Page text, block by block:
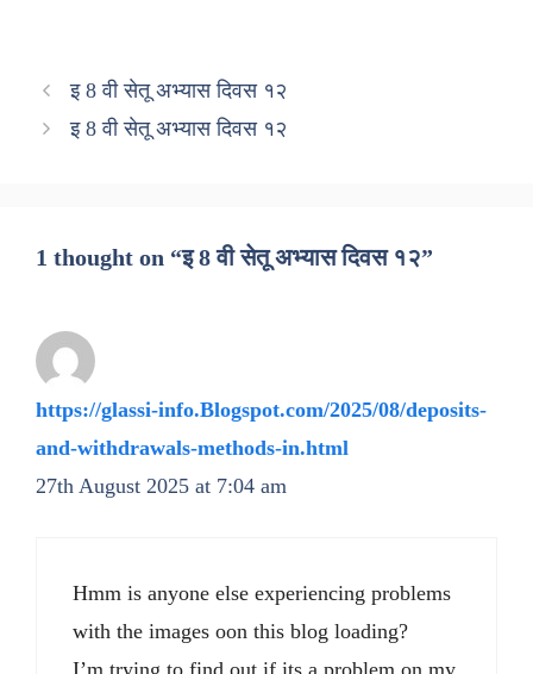
इ 8 वी सेतू अभ्यास दिवस १२
इ 8 वी सेतू अभ्यास दिवस १२
1 thought on “इ 8 वी सेतू अभ्यास दिवस १२”
https://glassi-info.Blogspot.com/2025/08/deposits-
and-withdrawals-methods-in.html
27th August 2025 at 7:04 am
Hmm is anyone else experiencing problems
with the images oon this blog loading?